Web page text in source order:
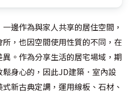
邊作為與家人共享的居住空間，
，也因空間使用性質的不同，在
。作為分享生活的居宅場域，期
身心的，因此JD建築．室內設
新古典定調，運用線板、石材、